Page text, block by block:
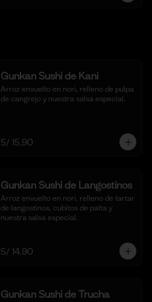
Gunkan Sushi de Kani
Arroz envuelto en nori, relleno de pulpa
de cangrejo y nuestra salsa especial.
S/ 15.90
Gunkan Sushi de Langostinos
Arroz envuelto en nori, relleno de tartar
de langostinos, cubitos de palta y
nuestra salsa especial.
S/ 14.90
Gunkan Sushi de Trucha